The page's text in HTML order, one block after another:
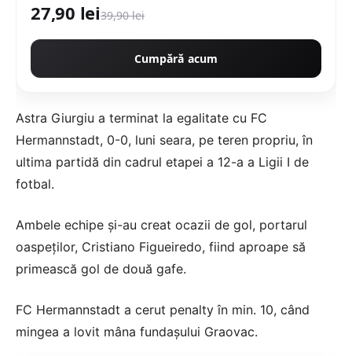
27,90 lei39,90 lei
Cumpără acum
Astra Giurgiu a terminat la egalitate cu FC
Hermannstadt, 0-0, luni seara, pe teren propriu, în
ultima partidă din cadrul etapei a 12-a a Ligii I de
fotbal.
Ambele echipe şi-au creat ocazii de gol, portarul
oaspeţilor, Cristiano Figueiredo, fiind aproape să
primească gol de două gafe.
FC Hermannstadt a cerut penalty în min. 10, când
mingea a lovit mâna fundaşului Graovac.